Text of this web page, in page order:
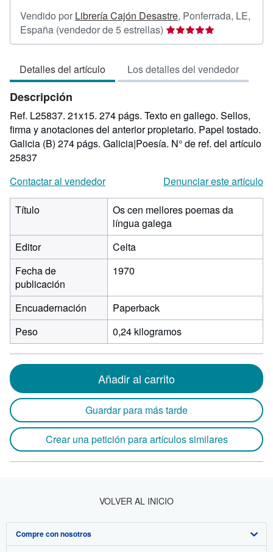
Vendido por Librería Cajón Desastre, Ponferrada, LE,
España (vendedor de 5 estrellas) Calificación
del
5
de
estrellas
Detalles del artículo Los detalles del vendedor
Descripción
Ref. L25837. 21x15. 274 págs. Texto en gallego. Sellos,
firma y anotaciones del anterior propietario. Papel tostado.
Galicia (B) 274 págs. Galicia|Poesía. N° de ref. del artículo
25837
Contactar al vendedor
Denunciar este artículo
Título
Os cen mellores poemas da
língua galega
Editor
Celta
Fecha de
publicación
1970
Encuadernación
Paperback
Peso
0,24 kilogramos
Añadir al carrito
Guardar para más tarde
Crear una petición para artículos similares
VOLVER AL INICIO
Compre con nosotros